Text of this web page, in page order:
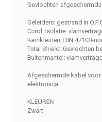
Gevlochten
Geleiders: gestrand in
Cond. Isolatie:
Kernkleuren: DIN 47100-
Total Shield: Gevlochten
Buitenmantel:
Afgeschermde kabel
elektronica.
KLEUREN
Zwart